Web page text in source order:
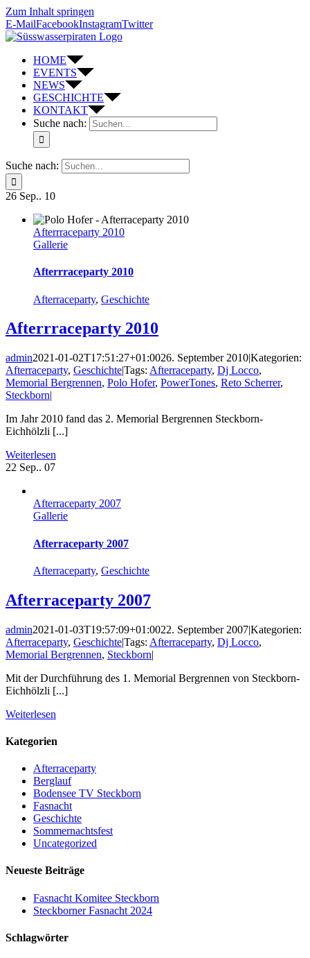
Zum Inhalt springen
E-MailFacebookInstagramTwitter
HOME
EVENTS
NEWS
GESCHICHTE
KONTAKT
Suche nach:
Suche nach:
26 Sep.. 10
Afterrraceparty 2010
Gallerie
Afterrraceparty 2010
Afterraceparty, Geschichte
Afterrraceparty 2010
admin2021-01-02T17:51:27+01:0026. September 2010|Kategorien:
Afterraceparty, Geschichte|Tags: Afterraceparty, Dj Locco,
Memorial Bergrennen, Polo Hofer, PowerTones, Reto Scherrer,
Steckborn|
Im Jahr 2010 fand das 2. Memorial Bergrennen Steckborn-
Eichhölzli [...]
Weiterlesen
22 Sep.. 07
Afterraceparty 2007
Gallerie
Afterraceparty 2007
Afterraceparty, Geschichte
Afterraceparty 2007
admin2021-01-03T19:57:09+01:0022. September 2007|Kategorien:
Afterraceparty, Geschichte|Tags: Afterraceparty, Dj Locco,
Memorial Bergrennen, Steckborn|
Mit der Durchführung des 1. Memorial Bergrennen von Steckborn-
Eichhölzli [...]
Weiterlesen
Kategorien
Afterraceparty
Berglauf
Bodensee TV Steckborn
Fasnacht
Geschichte
Sommernachtsfest
Uncategorized
Neueste Beiträge
Fasnacht Komitee Steckborn
Steckborner Fasnacht 2024
Schlagwörter